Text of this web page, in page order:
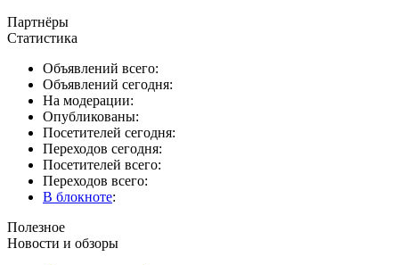
Партнёры
Статистика
Объявлений всего:
Объявлений сегодня:
На модерации:
Опубликованы:
Посетителей сегодня:
Переходов сегодня:
Посетителей всего:
Переходов всего:
В блокноте:
Полезное
Новости и обзоры